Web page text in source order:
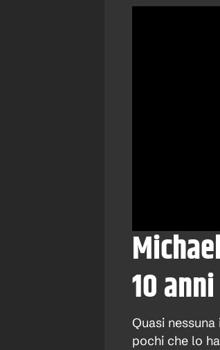
10 anni
Quasi
pochi che lo